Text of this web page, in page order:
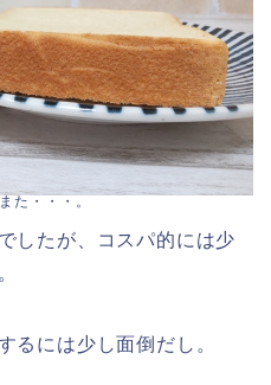
た・・・。
したが、コスパ的には少
るには少し面倒だし。